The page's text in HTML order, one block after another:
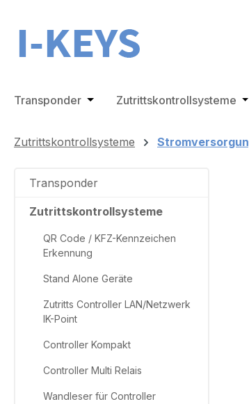
Transponder Öffne oder Schließe das
Zutrittskontrollsysteme
Zutrittskontrollsysteme
Transponder
Zutrittskontrollsysteme
QR Code / KFZ-Kennzeichen
Erkennung
Stand Alone Geräte
Zutritts Controller LAN/Netzwerk
IK-Point
Controller Kompakt
Controller Multi Relais
Wandleser für Controller